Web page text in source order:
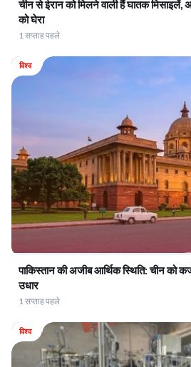
चीन से ईरान को मिलने वाली हैं घातक मिसाइलें,
को घेरा
1 सप्ताह पहले
विश्व
पाकिस्तान की अजीब आर्थिक स्थिति: चीन को
उधार
1 सप्ताह पहले
विश्व